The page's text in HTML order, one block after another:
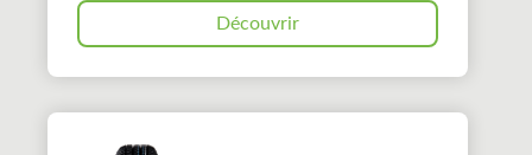
Découvrir